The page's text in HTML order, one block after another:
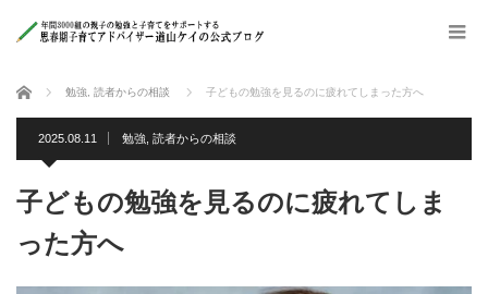
ホーム 勉強 読者からの相談 子どもの勉強を見るのに疲れてしまった方へ
2025.08.11 勉強 読者からの相談
子どもの勉強を見るのに疲れてしま
った方へ